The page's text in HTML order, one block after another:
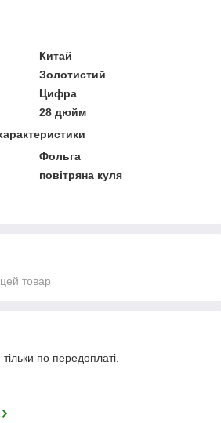
Китай
Золотистий
Цифра
28 дюйм
Фольга
повітряна куля
товар
по передоплаті.